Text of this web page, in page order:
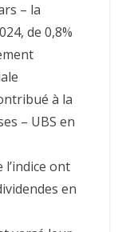
– la
de 0,8%
à la
– UBS en
l’indice ont
en